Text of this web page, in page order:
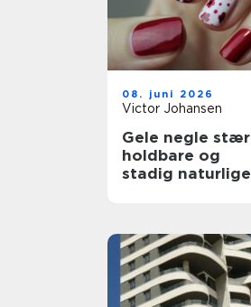
08. juni 2026
Victor Johansen
Gele negle stærke,
holdbare og
stadig naturlige